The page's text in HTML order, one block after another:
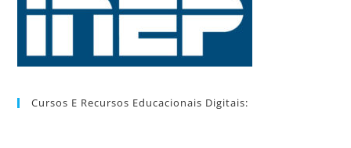
Cursos E Recursos Educacionais Digitais: